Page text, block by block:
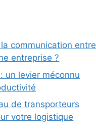
communication entre
entreprise ?
un levier méconnu
de transporteurs
votre logistique